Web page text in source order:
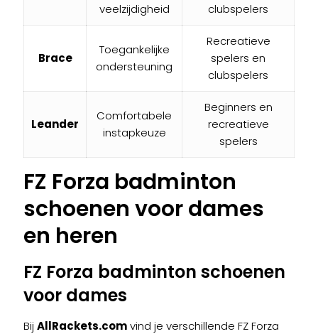
veelzijdigheid
clubspelers
Brace
Toegankelijke
ondersteuning
Recreatieve
spelers en
clubspelers
Leander
Comfortabele
instapkeuze
Beginners en
recreatieve
spelers
FZ Forza badminton
schoenen voor dames
en heren
FZ Forza badminton schoenen
voor dames
Bij AllRackets.comvind je verschillende FZ Forza